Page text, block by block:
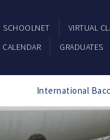
SCHOOLNET VIRTUAL
CALENDAR
GRADUATES
International